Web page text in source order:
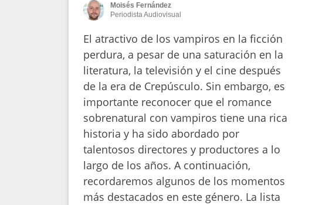
Moisés Fernández
Periodista Audiovisual
El atractivo de los vampiros en la ficción
perdura, a pesar de una saturación en la
literatura, la televisión y el cine después
de la era de Crepúsculo. Sin embargo, es
importante reconocer que el romance
sobrenatural con vampiros tiene una rica
historia y ha sido abordado por
talentosos directores y productores a lo
largo de los años. A continuación,
recordaremos algunos de los momentos
más destacados en este género. La lista